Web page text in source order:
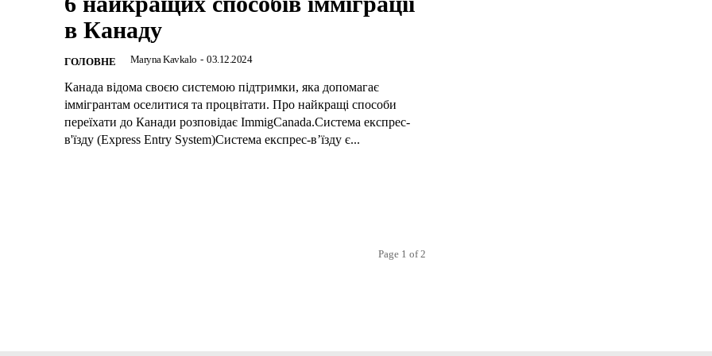
в Канаду
ГОЛОВНЕ Maryna Kavkalo - 03.12.2024
Канада відома своєю системою підтримки, яка допомагає
іммігрантам оселитися та процвітати. Про найкращі способи
переїхати до Канади розповідає ImmigCanada.Система експрес-
в'їзду (Express Entry System)Система експрес-в’їзду є...
Page 1 of 2